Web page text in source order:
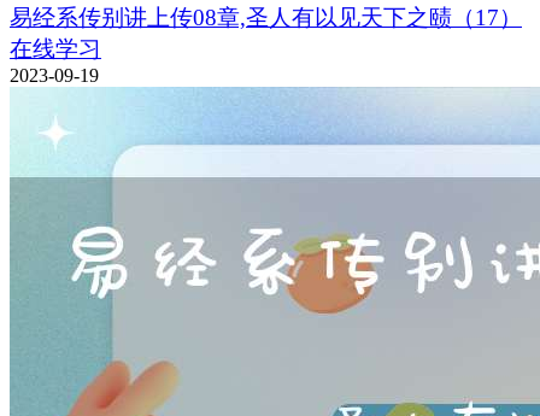
易经系传别讲上传08章,圣人有以见天下之赜（17）
在线学习
2023-09-19